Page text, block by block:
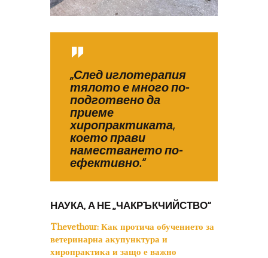
„След иглотерапия
тялото е много по-
подготвено да
приеме
хиропрактиката,
което прави
наместването по-
ефективно.“
НАУКА, А НЕ „ЧАКРЪКЧИЙСТВО“
Thevethour: Как протича обучението за
ветеринарна акупунктура и
хиропрактика и защо е важно